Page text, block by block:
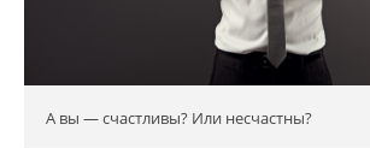
А вы — счастливы? Или несчастны?